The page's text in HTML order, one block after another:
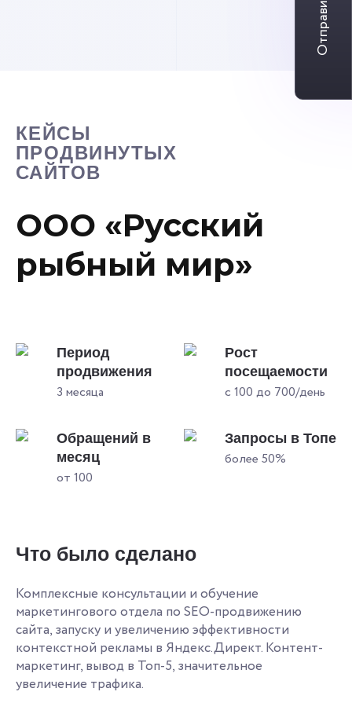
КЕЙСЫ
ПРОДВИНУТЫХ
САЙТОВ
ООО «Русский
рыбный мир»
Период
продвижения
3 месяца
Рост
посещаемости
с 100 до 700/день
Обращений в
месяц
от 100
Запросы в Топе
более 50%
Что было сделано
Комплексные консультации и обучение
маркетингового отдела по SEO-продвижению
сайта, запуску и увеличению эффективности
контекстной рекламы в Яндекс.Директ. Контент-
маркетинг, вывод в Топ-5, значительное
увеличение трафика.